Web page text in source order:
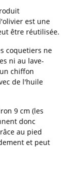
est une
être réutilisée.
coquetiers ne
ni au lave-
chiffon
de l'huile
9 cm (les
donc
au pied
et peut